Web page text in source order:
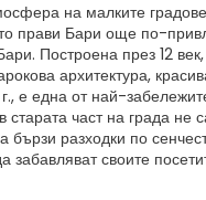
на малките
прави Бари още по-
Построена през 12
архитектура,
е една от най-
част на града не
бързи разходки по
своите